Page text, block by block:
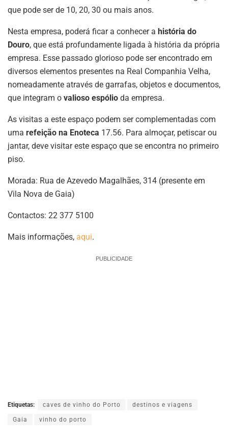
que pode ser de 10, 20, 30 ou mais anos.
Nesta empresa, poderá ficar a conhecer a história do
Douro, que está profundamente ligada à história da própria
empresa. Esse passado glorioso pode ser encontrado em
diversos elementos presentes na Real Companhia Velha,
nomeadamente através de garrafas, objetos e documentos,
que integram o valioso espólio da empresa.
As visitas a este espaço podem ser complementadas com
uma refeição na Enoteca 17.56. Para almoçar, petiscar ou
jantar, deve visitar este espaço que se encontra no primeiro
piso.
Morada: Rua de Azevedo Magalhães, 314 (presente em
Vila Nova de Gaia)
Contactos: 22 377 5100
Mais informações, aqui.
PUBLICIDADE
Etiquetas: caves de vinho do Porto destinos e viagens
Gaia vinho do porto